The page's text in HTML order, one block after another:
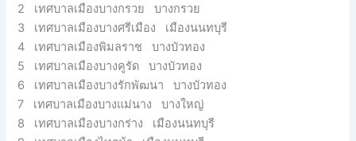
2 เทศบาลเมืองบางกรวย บางกรวย
3 เทศบาลเมืองบางศรีเมือง เมืองนนทบุรี
4 เทศบาลเมืองพิมลราช บางบัวทอง
5 เทศบาลเมืองบางคูรัด บางบัวทอง
6 เทศบาลเมืองบางรักพัฒนา บางบัวทอง
7 เทศบาลเมืองบางแม่นาง บางใหญ่
8 เทศบาลเมืองบางกร่าง เมืองนนทบุรี